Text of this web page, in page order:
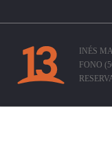
INÉS
FONO